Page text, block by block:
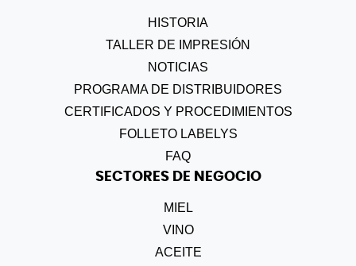
HISTORIA
TALLER DE IMPRESIÓN
NOTICIAS
PROGRAMA DE DISTRIBUIDORES
CERTIFICADOS Y PROCEDIMIENTOS
FOLLETO LABELYS
FAQ
SECTORES DE NEGOCIO
MIEL
VINO
ACEITE